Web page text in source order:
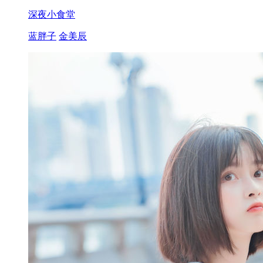
深夜小食堂
蓝胖子 金美辰